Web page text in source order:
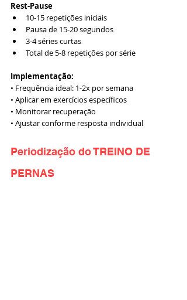
Rest-Pause
10-15 repetições iniciais
Pausa de 15-20 segundos
3-4 séries curtas
Total de 5-8 repetições por série
Implementação:
• Frequência ideal: 1-2x por semana
• Aplicar em exercícios específicos
• Monitorar recuperação
• Ajustar conforme resposta individual
Periodização do TREINO DE
PERNAS